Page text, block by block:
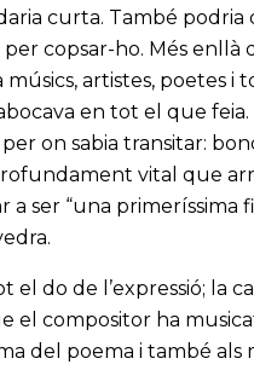
curta. També podria
copsar-ho. Més enllà
artistes, poetes i
en tot el que feia.
on sabia transitar:
vital que
a ser “una primeríssima
do de l’expressió; la
el compositor ha
del poema i també als